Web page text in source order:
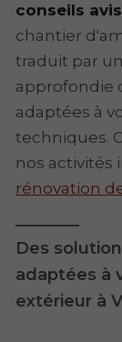
conseils
chantier
traduit par
approfondie
adaptées à
techniques.
nos activités
rénovation
Des
adaptées à
extérieur à